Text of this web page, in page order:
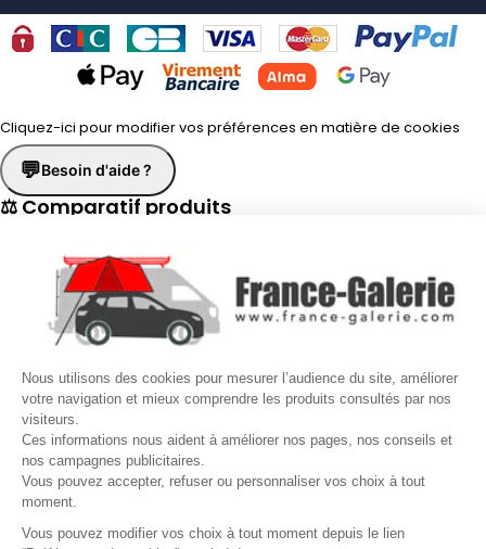
Nous utilisons des cookies pour mesurer l’audience du site, améliorer
votre navigation et mieux comprendre les produits consultés par nos
visiteurs.
Ces informations nous aident à améliorer nos pages, nos conseils et
nos campagnes publicitaires.
Vous pouvez accepter, refuser ou personnaliser vos choix à tout
moment.
Vous pouvez modifier vos choix à tout moment depuis le lien
Cliquez-ici pour modifier vos préférences en matière de cookies
💬Besoin d'aide ?
⚖ Comparatif produits
📋 Fiche technique
Demander un rappel
Nos conseillers vous rappellent duLundi au Vendredide8h30 à
17h30.
Nom* Prénom*
Téléphone